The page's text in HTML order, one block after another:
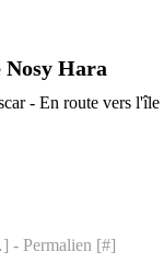
Hara
] - Permalien [#]